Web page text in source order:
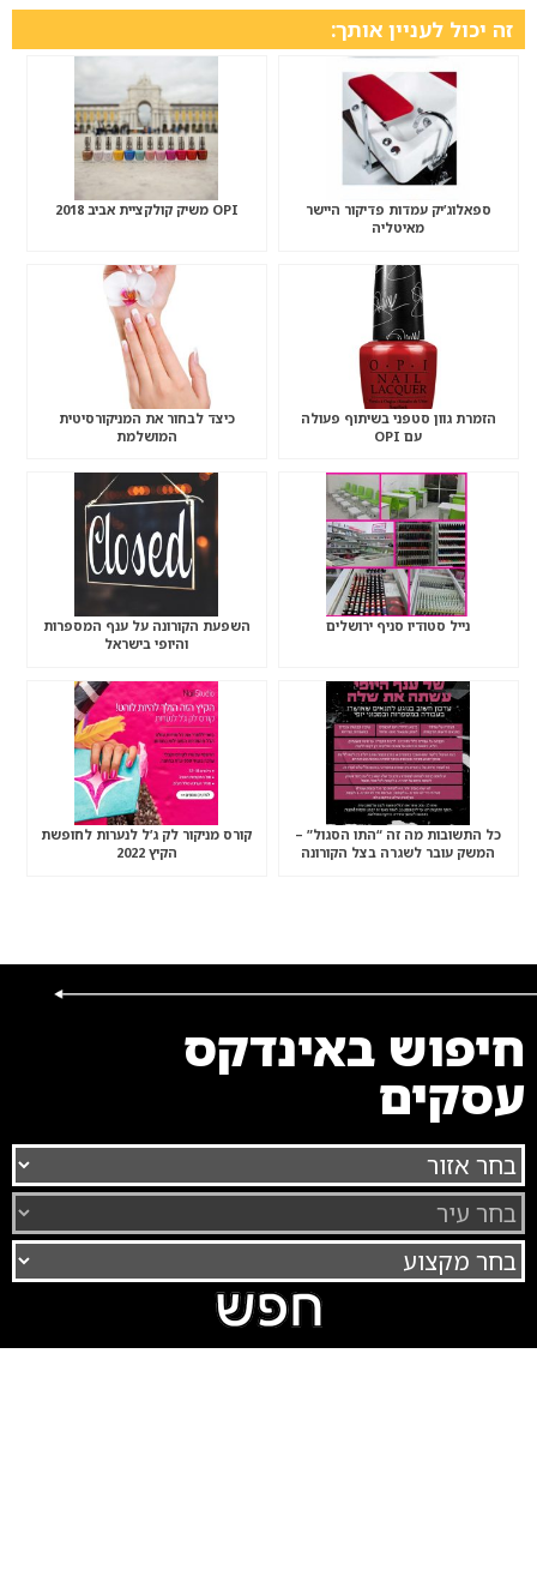
זה יכול לעניין אותך:
ספאלוג’יק עמדות פדיקור היישר
מאיטליה
OPI משיק קולקציית אביב 2018
הזמרת גוון סטפני בשיתוף פעולה
עם OPI
כיצד לבחור את המניקורסיטית
המושלמת
נייל סטודיו סניף ירושלים
השפעת הקורונה על ענף המספרות
והיופי בישראל
כל התשובות מה זה “התו הסגול” –
המשק עובר לשגרה בצל הקורונה
קורס מניקור לק ג’ל לנערות לחופשת
הקיץ 2022
חיפוש באינדקס
עסקים